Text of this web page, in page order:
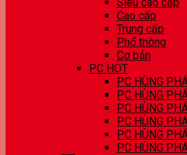
Cao cấp
Trung cấp
Phổ thông
Cơ bản
PC HOT
PC HÙNG
PC HÙNG
PC HÙNG
PC HÙNG
PC HÙNG
PC HÙNG